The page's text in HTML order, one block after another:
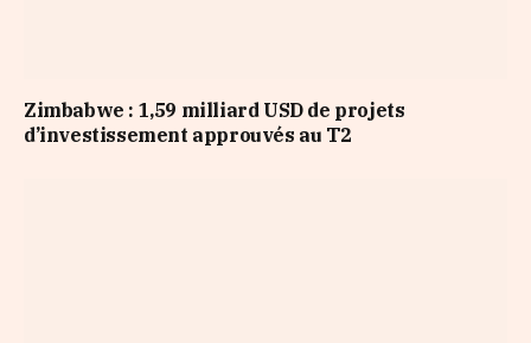
Zimbabwe : 1,59 milliard USD de projets
d’investissement approuvés au T2